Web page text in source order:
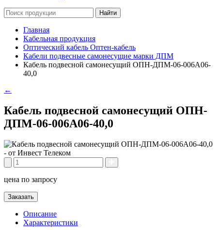
Главная
Кабельная продукция
Оптический кабель Оптен-кабель
Кабели подвесные самонесущие марки ДПМ
Кабель подвесной самонесущий ОПН-ДПМ-06-006А06-
40,0
←
Кабель подвесной самонесущий ОПН-
ДПМ-06-006А06-40,0
цена по запросу
Заказать
Описание
Характеристики